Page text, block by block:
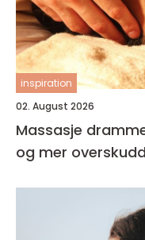
inspiration
02. August 2026
Massasje
og mer overskudd